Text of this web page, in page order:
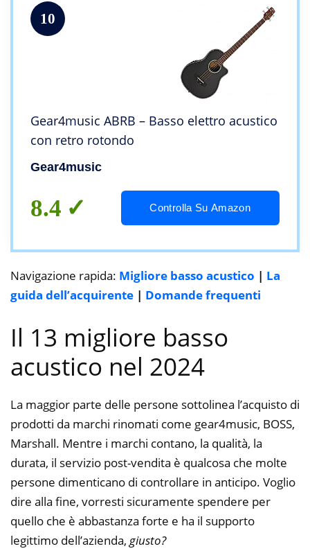
10
Gear4music ABRB – Basso elettro acustico
con retro rotondo
Gear4music
8.4 Controlla Su Amazon
Navigazione rapida: Migliore basso acustico | La
guida dell’acquirente | Domande frequenti
Il 13 migliore basso
acustico nel 2024
La maggior parte delle persone sottolinea l’acquisto di
prodotti da marchi rinomati come gear4music, BOSS,
Marshall. Mentre i marchi contano, la qualità, la
durata, il servizio post-vendita è qualcosa che molte
persone dimenticano di controllare in anticipo. Voglio
dire alla fine, vorresti sicuramente spendere per
quello che è abbastanza forte e ha il supporto
legittimo dell’azienda, giusto?